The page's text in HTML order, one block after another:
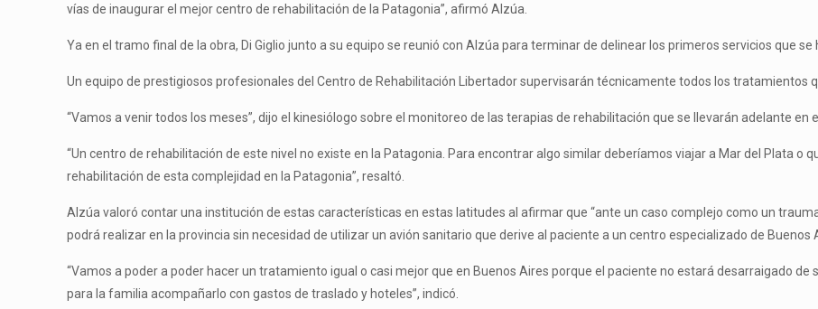
vías de inaugurar el mejor centro de rehabilitación de la Patagonia”, afirmó Alzúa.
Ya en el tramo final de la obra, Di Giglio junto a su equipo se reunió con Alzúa para terminar de delinear los primeros servicios que
Un equipo de prestigiosos profesionales del Centro de Rehabilitación Libertador supervisarán técnicamente todos los tratamientos
“Vamos a venir todos los meses”, dijo el kinesiólogo sobre el monitoreo de las terapias de rehabilitación que se llevarán adelante en el
“Un centro de rehabilitación de este nivel no existe en la Patagonia. Para encontrar algo similar deberíamos viajar a Mar del Plata o
rehabilitación de esta complejidad en la Patagonia”, resaltó.
Alzúa valoró contar una institución de estas características en estas latitudes al afirmar que “ante un caso complejo como un
podrá realizar en la provincia sin necesidad de utilizar un avión sanitario que derive al paciente a un centro especializado de Buenos
“Vamos a poder a poder hacer un tratamiento igual o casi mejor que en Buenos Aires porque el paciente no estará desarraigado
para la familia acompañarlo con gastos de traslado y hoteles”, indicó.